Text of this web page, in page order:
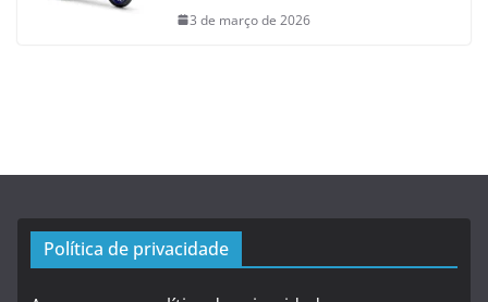
3 de março de 2026
Política de privacidade